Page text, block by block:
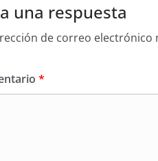
una respuesta
de correo electrónico
*